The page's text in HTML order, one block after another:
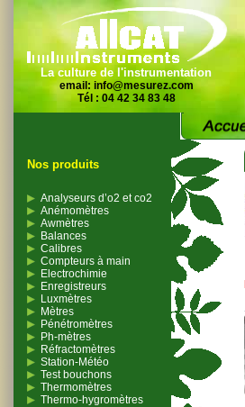
La culture de l'instrumentation
email: info@mesurez.com
Tél : 04 42 34 83 48
Nos produits
Analyseurs d’o2 et co2
Anémomètres
Awmètres
Balances
Calibres
Compteurs à main
Electrochimie
Enregistreurs
Luxmètres
Mètres
Pénétromètres
Ph-mètres
Réfractomètres
Station-Météo
Test bouchons
Thermomètres
Thermo-hygromètres